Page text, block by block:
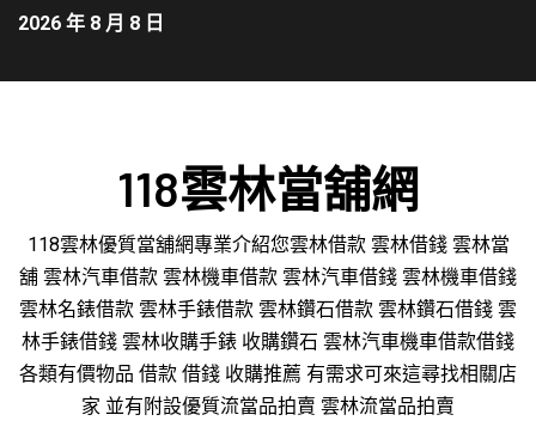
2026 年 8 月 8 日
118雲林當舖網
118雲林優質當舖網專業介紹您雲林借款 雲林借錢 雲林當
舖 雲林汽車借款 雲林機車借款 雲林汽車借錢 雲林機車借錢
雲林名錶借款 雲林手錶借款 雲林鑽石借款 雲林鑽石借錢 雲
林手錶借錢 雲林收購手錶 收購鑽石 雲林汽車機車借款借錢
各類有價物品 借款 借錢 收購推薦 有需求可來這尋找相關店
家 並有附設優質流當品拍賣 雲林流當品拍賣